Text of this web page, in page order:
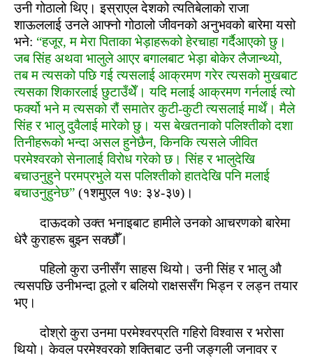
उनी गोठालो थिए। इस्राएल देशको त्‍यतिबेलाको राजा
शाऊललाई उनले आफ्‍नो गोठालो जीवनको अनुभवको बारेमा यसो
भने: “हजूर, म मेरा पिताका भेड़ाहरूको हेरचाहा गर्दैआएको छु।
जब सिंह अथवा भालुले आएर बगालबाट भेड़ा बोकेर लैजान्‍थ्‍यो,
तब म त्‍यसको पछि गई त्‍यसलाई आक्रमण गरेर त्‍यसको मुखबाट
त्‍यसका शिकारलाई छुटाउँथेँ। यदि मलाई आक्रमण गर्नलाई त्‍यो
फर्क्‍यो भने म त्‍यसको रौं समातेर कुटी-कुटी त्‍यसलाई मार्थें। मैले
सिंह र भालु दुवैलाई मारेको छु। यस बेखतनाको पलिश्‍तीको दशा
तिनीहरूको भन्‍दा असल हुनेछैन, किनकि त्‍यसले जीवित
परमेश्‍वरको सेनालाई विरोध गरेको छ। सिंह र भालुदेखि
बचाउनुहुने परमप्रभुले यस पलिश्‍तीको हातदेखि पनि मलाई
बचाउनुहुनेछ” (१शमुएल १७: ३४-३७)।
दाऊदको उक्त भनाइबाट हामीले उनको आचरणको बारेमा
धेरै कुराहरू बुझ्‍न सक्‍छौँ।
पहिलो कुरा उनीसँग साहस थियो। उनी सिंह र भालु औ
त्‍यसपछि उनीभन्‍दा ठूलो र बलियो राक्षससँग भिड्न र लड्न तयार
भए।
दोश्रो कुरा उनमा परमेश्‍वरप्रति गहिरो विश्‍वास र भरोसा
थियो। केवल परमेश्‍वरको शक्तिबाट उनी जङ्गली जनावर र